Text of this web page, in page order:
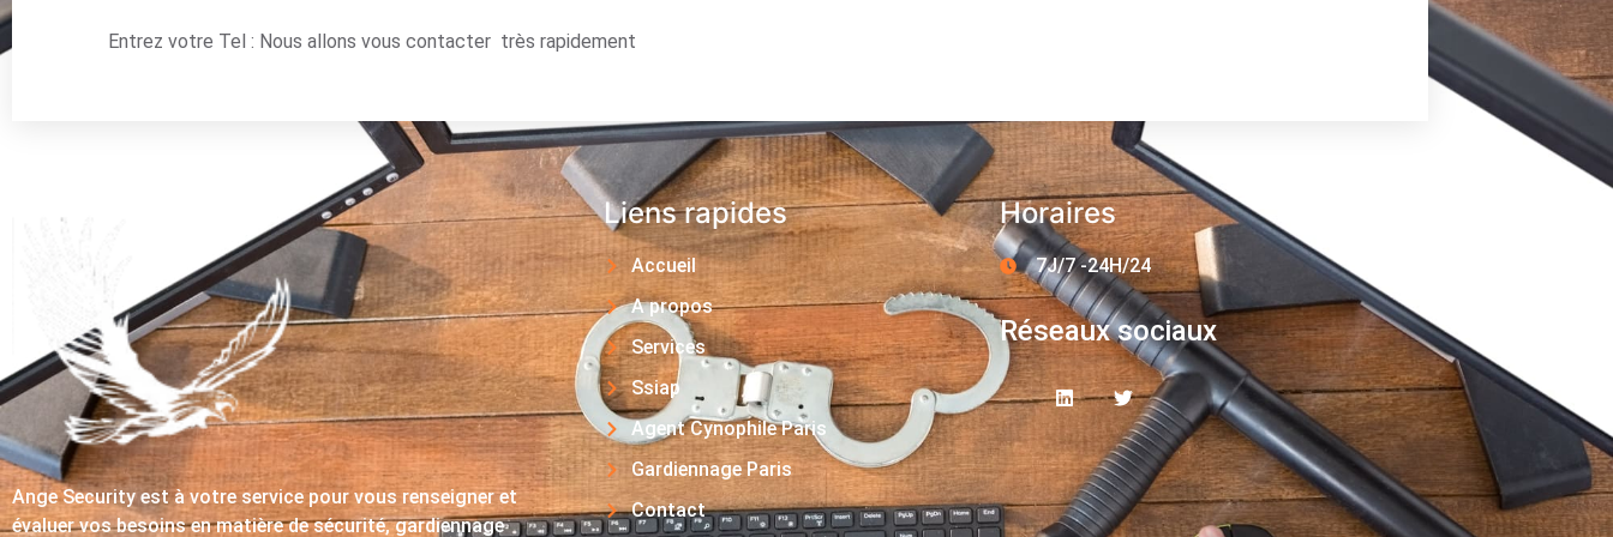
Entrez votre Tel : Nous allons vous contacter très rapidement
Ange Security est à votre service pour vous renseigner et
évaluer vos besoins en matière de sécurité, gardiennage
Liens rapides
Accueil
A propos
Services
Ssiap
Agent Cynophile Paris
Gardiennage Paris
Contact
Horaires
7J/7 -24H/24
Réseaux sociaux